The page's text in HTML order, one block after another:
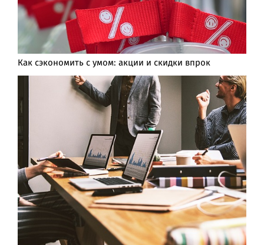
Как сэкономить с умом: акции и скидки впрок